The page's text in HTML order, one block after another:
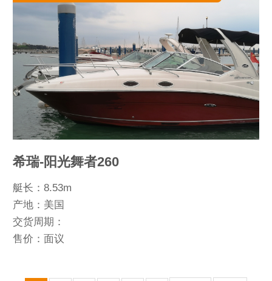
希瑞-阳光舞者260
艇长：8.53m
产地：美国
交货周期：
售价：面议